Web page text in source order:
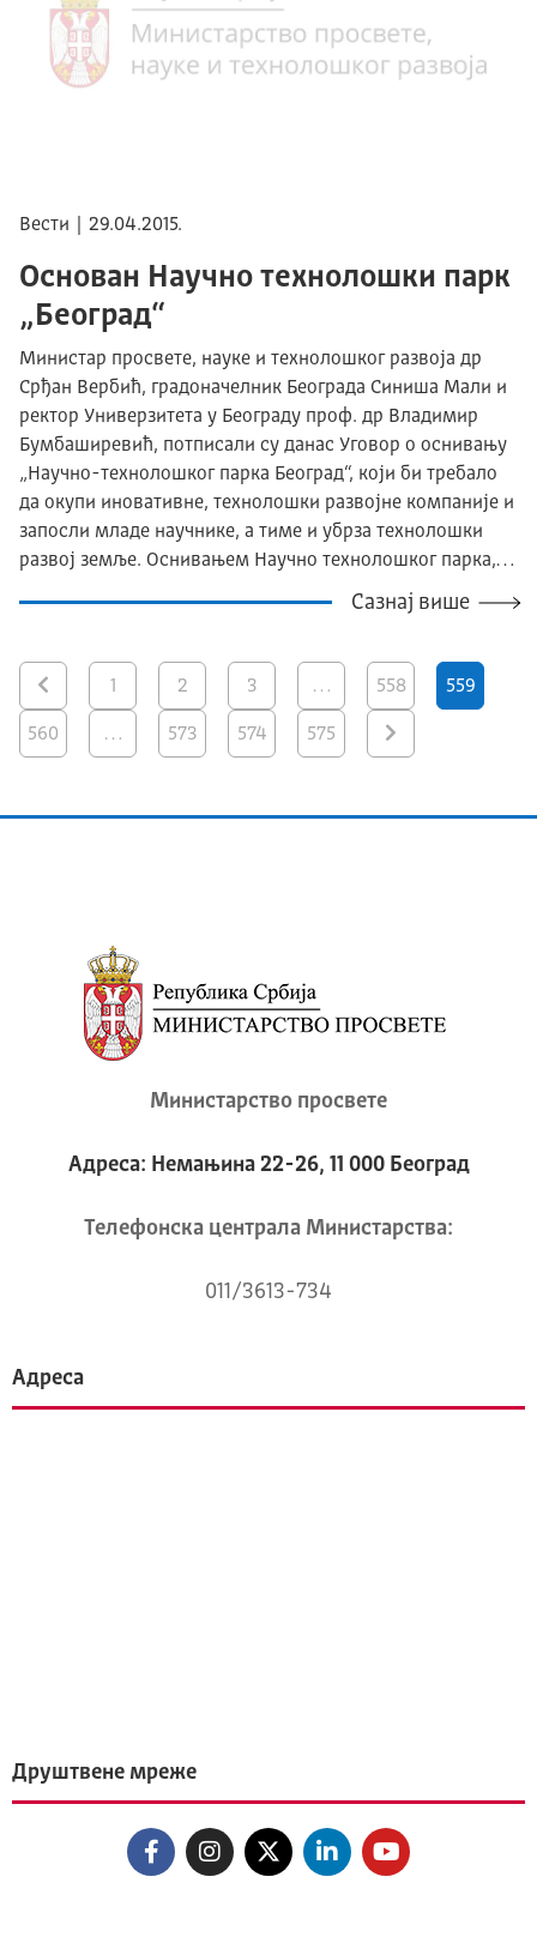
Вести | 29.04.2015.
Основан Научно технолошки парк
„Београд“
Министар просвете, науке и технолошког развоја др
Срђан Вербић, градоначелник Београда Синиша Мали и
ректор Универзитета у Београду проф. др Владимир
Бумбаширевић, потписали су данас Уговор о оснивању
„Научно-технолошког парка Београд“, који би требало
да окупи иновативне, технолошки развојне компаније и
запосли младе научнике, а тиме и убрза технолошки
развој земље. Оснивањем Научно технолошког парка,…
Сазнај више
1 2 3 … 558 559
560 … 573 574 575
Министарство просвете
Адреса: Немањина 22-26, 11 000 Београд
Телeфонска централа Mинистарства:
011/3613-734
Адреса
Друштвене мреже